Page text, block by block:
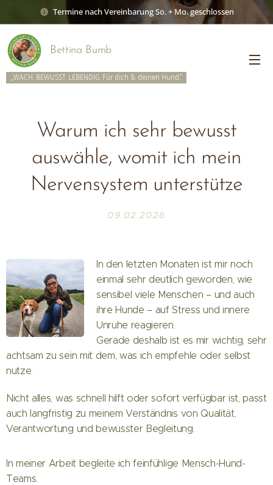
Termine nach Vereinbarung So. + Mo. geschlossen
Bettina Bumb
„WACH. BEWUSST. LEBENDIG. Für dich & deinen Hund.“
Warum ich sehr bewusst
auswähle, womit ich mein
Nervensystem unterstütze
09.02.2026
In den letzten Monaten ist mir noch
einmal sehr deutlich geworden, wie
sensibel viele Menschen – und auch
ihre Hunde – auf Stress und innere
Unruhe reagieren.
Gerade deshalb ist es mir wichtig, sehr
achtsam zu sein mit dem, was ich empfehle oder selbst
nutze.
Nicht alles, was schnell hilft oder sofort verfügbar ist, passt
auch langfristig zu meinem Verständnis von Qualität,
Verantwortung und bewusster Begleitung.
In meiner Arbeit begleite ich feinfühlige Mensch-Hund-
Teams.